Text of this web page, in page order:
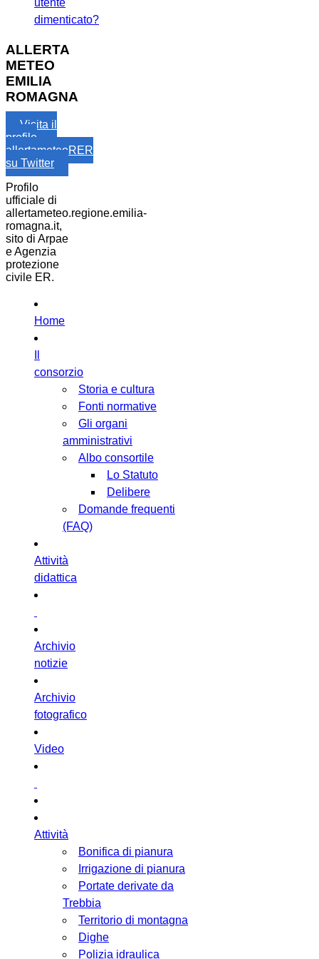
utente
dimenticato?
ALLERTA
METEO
EMILIA
ROMAGNA
Visita il
profilo
allertameteoRER
su Twitter
Profilo
ufficiale di
allertameteo.regione.emilia-
romagna.it,
sito di Arpae
e Agenzia
protezione
civile ER.
Home
consorzio
Storia e cultura
Fonti normative
Gli organi
amministrativi
Albo consortile
Lo Statuto
Delibere
Domande frequenti
(FAQ)
Attività
didattica
Archivio
notizie
Archivio
fotografico
Video
Attività
Bonifica di pianura
Irrigazione di pianura
Portate derivate da
Trebbia
Territorio di montagna
Dighe
Polizia idraulica